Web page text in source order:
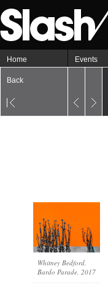
Home Events
Back
Whitney Bedford,
Bardo Parade, 2017